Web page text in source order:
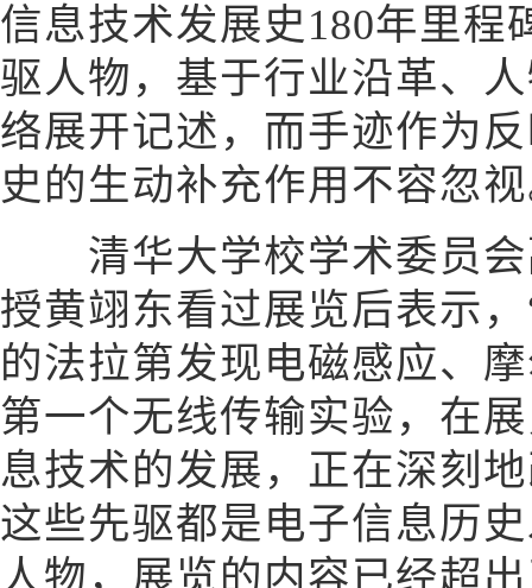
信息技术发展史180年里程
驱人物，基于行业沿革、
络展开记述，而手迹作为
史的生动补充作用不容忽
清华大学校学术委员会
授黄翊东看过展览后表示
的法拉第发现电磁感应、
第一个无线传输实验，在
息技术的发展，正在深刻
这些先驱都是电子信息历
人物，展览的内容已经超